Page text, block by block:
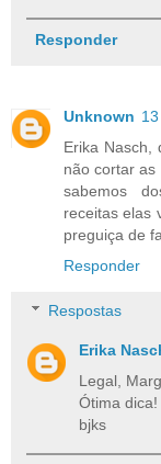
Responder
Unknown
Erika Nasch,
não cortar
sabemos
receitas elas
preguiça de
Responder
Respostas
Erika
Legal,
Ótima dica!
bjks